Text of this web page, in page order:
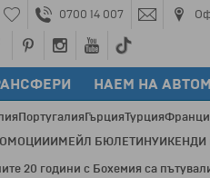
0700 14 007
НАЕМ НА
ПортугалияГърцияТурция
ИМЕЙЛ БЮЛЕТИНУИКЕНДИ
Бохемия са пътували 621 729